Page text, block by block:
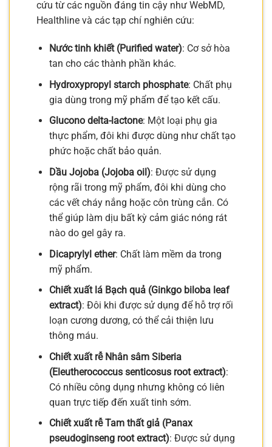
cứu từ các nguồn đáng tin cậy như WebMD,
Healthline và các tạp chí nghiên cứu:
Nước tinh khiết (Purified water): Cơ sở hòa
tan cho các thành phần khác.
Hydroxypropyl starch phosphate: Chất phụ
gia dùng trong mỹ phẩm để tạo kết cấu.
Glucono delta-lactone: Một loại phụ gia
thực phẩm, đôi khi được dùng như chất tạo
phức hoặc chất bảo quản.
Dầu Jojoba (Jojoba oil): Được sử dụng
rộng rãi trong mỹ phẩm, đôi khi dùng cho
các vết cháy nắng hoặc côn trùng cắn. Có
thể giúp làm dịu bất kỳ cảm giác nóng rát
nào do gel gây ra.
Dicaprylyl ether: Chất làm mềm da trong
mỹ phẩm.
Chiết xuất lá Bạch quả (Ginkgo biloba leaf
extract): Đôi khi được sử dụng để hỗ trợ rối
loạn cương dương, có thể cải thiện lưu
thông máu.
Chiết xuất rễ Nhân sâm Siberia
(Eleutherococcus senticosus root extract):
Có nhiều công dụng nhưng không có liên
quan trực tiếp đến xuất tinh sớm.
Chiết xuất rễ Tam thất giả (Panax
pseudoginseng root extract): Được sử dụng